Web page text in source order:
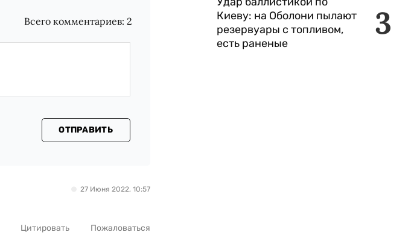
Всего комментариев:2
ОТПРАВИТЬ
27 Июня 2022, 10:57
Цитировать Пожаловаться
3
Киеву: на Оболони пылают
резервуары с топливом,
есть раненые